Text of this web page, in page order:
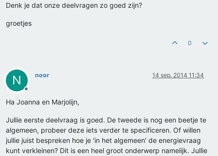
Denk je dat onze deelvragen zo goed zijn?
groetjes
0
N
Offline
noor 14 sep. 2014 11:34
Ha Joanna en Marjolijn,
Jullie eerste deelvraag is goed. De tweede is nog een beetje te
algemeen, probeer deze iets verder te specificeren. Of willen
jullie juist bespreken hoe je 'in het algemeen' de energievraag
kunt verkleinen? Dit is een heel groot onderwerp namelijk. Jullie